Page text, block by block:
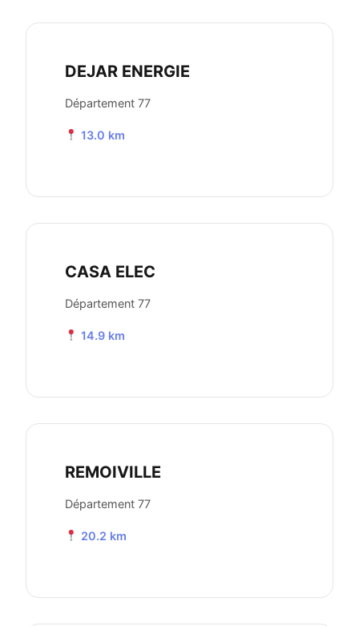
DEJAR ENERGIE
Département 77
13.0 km
CASA ELEC
Département 77
14.9 km
REMOIVILLE
Département 77
20.2 km